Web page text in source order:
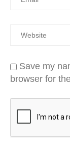
Save my
browser for